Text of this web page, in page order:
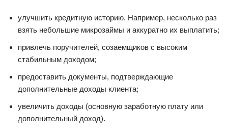
улучшить кредитную историю. Например, несколько раз
взять небольшие микрозаймы и аккуратно их выплатить;
привлечь поручителей, созаемщиков с высоким
стабильным доходом;
предоставить документы, подтверждающие
дополнительные доходы клиента;
увеличить доходы (основную заработную плату или
дополнительный доход).